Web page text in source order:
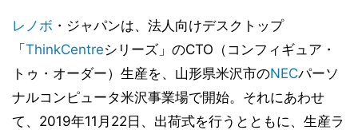
レノボ ・ジャパンは、法人向けデスクトップ
「 ThinkCentreシリーズ」のCTO（コンフィギュア・
トゥ・オーダー）生産を、山形県米沢市のNECパーソ
ナルコンピュータ米沢事業場で開始。それにあわせ
て、2019年11月22日、出荷式を行うとともに、生産ラ